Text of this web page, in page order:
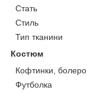
Стать
Стиль
Тип тканини
Костюм
Кофтинки, болеро
Футболка